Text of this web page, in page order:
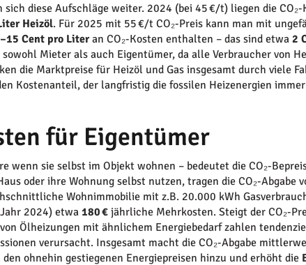
sich diese Aufschläge weiter. 2024 (bei 45 €/t) liegen die
Heizöl. Für 2025 mit 55 €/t CO₂-Preis kann man mit
Cent pro Literan CO₂-Kosten enthalten – das sind etwa2
Mieter als auch Eigentümer, da alle Verbraucher von
die Marktpreise für Heizöl und Gas insgesamt durch viele
Kostenanteil, der langfristig die fossilen Heizenergien
für Eigentümer
wenn sie selbst im Objekt wohnen – bedeutet die CO₂-
oder ihre Wohnung selbst nutzen, tragen die CO₂-Abgabe
Wohnimmobilie mit z.B. 20.000 kWh
2024) etwa180 € jährliche Mehrkosten. Steigt der CO₂-
Ölheizungen mit ähnlichem Energiebedarf zahlen
verursacht. Insgesamt macht die CO₂-Abgabe
ohnehin gestiegenen Energiepreisen hinzu und erhöht die